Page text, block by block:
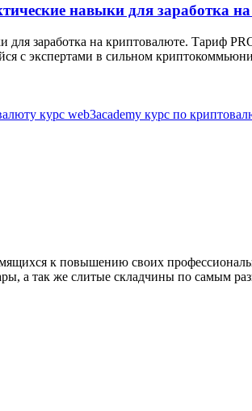
навыки для заработка
заработка на криптовалюте. Тариф
с экспертами в сильном
курс web3academy курс по
к повышению своих
а так же слитые складчины по самым